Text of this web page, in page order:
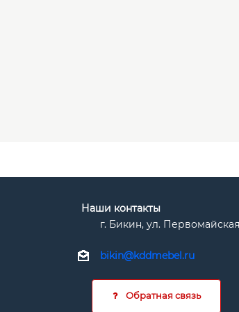
Наши контакты
г. Бикин, ул.
bikin@kddmebel.ru
Обратная связь